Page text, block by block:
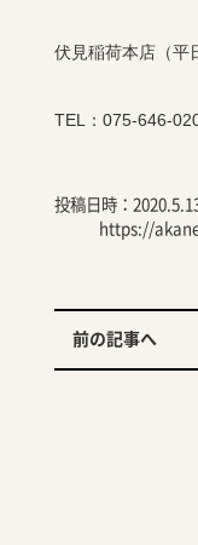
伏見稲荷本店（平
TEL ： 075-646-
投稿日時：
https://
前の記事へ